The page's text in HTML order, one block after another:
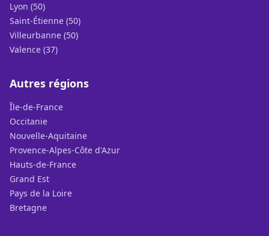
Lyon (50)
Saint-Étienne (50)
Villeurbanne (50)
Valence (37)
Autres régions
Île-de-France
Occitanie
Nouvelle-Aquitaine
Provence-Alpes-Côte d'Azur
Hauts-de-France
Grand Est
Pays de la Loire
Bretagne